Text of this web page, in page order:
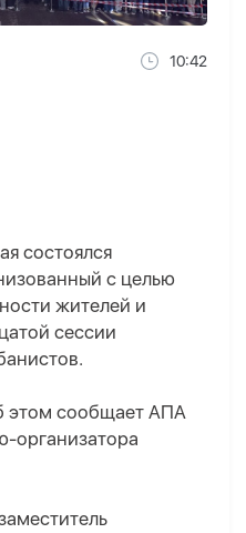
10:42
состоялся
с целью
жителей и
сессии
этом сообщает AПA
организатора